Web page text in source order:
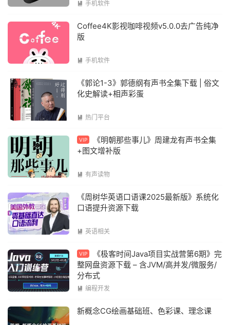
 手机软件
Coffee4K影视咖啡视频v5.0.0去广告纯净
版
 手机软件
《郭论1-3》郭德纲有声书全集下载 | 俗文
化史解读+相声彩蛋
 热门平台
VIP
《明朝那些事儿》周建龙有声书全集
+图文增补版
 有声读物
《周树华英语口语课2025最新版》系统化
口语提升资源下载
 英语相关
VIP
《极客时间Java项目实战营第6期》完
整网盘资源下载 – 含JVM/高并发/微服务/
分布式
 编程开发
新概念CG绘画基础班、色彩课、理念课